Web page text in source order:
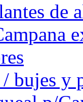
de
bujes y